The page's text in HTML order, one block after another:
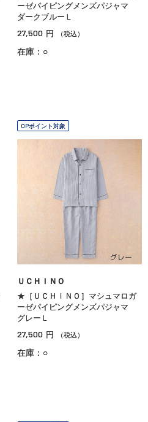
ーゼパイピングメンズパジャマ
ダークブルーＬ
27,500 円 （税込）
在庫：○
OPポイント対象
ＵＣＨＩＮＯ
★［ＵＣＨＩＮＯ］マシュマロガ
ーゼパイピングメンズパジャマ
グレーＬ
27,500 円 （税込）
在庫：○